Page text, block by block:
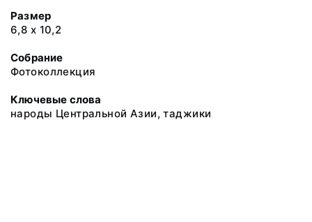
Размер
6,8 х 10,2
Собрание
Фотоколлекция
Ключевые слова
народы Центральной Азии, таджики